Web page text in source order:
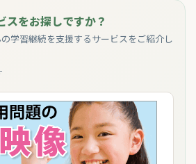
スをお探しですか？
学習継続を支援するサービスをご紹介し